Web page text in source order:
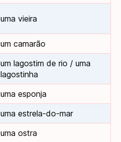
uma vieira
um camarão
um lagostim de rio / uma
lagostinha
uma esponja
uma estrela-do-mar
uma ostra